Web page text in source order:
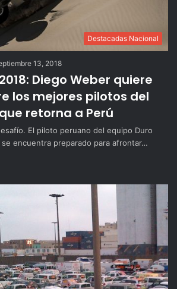
Destacadas Nacional
13, 2018
Diego Weber quiere
los mejores pilotos del
retorna a Perú
El piloto peruano del equipo Duro
encuentra preparado para afrontar…